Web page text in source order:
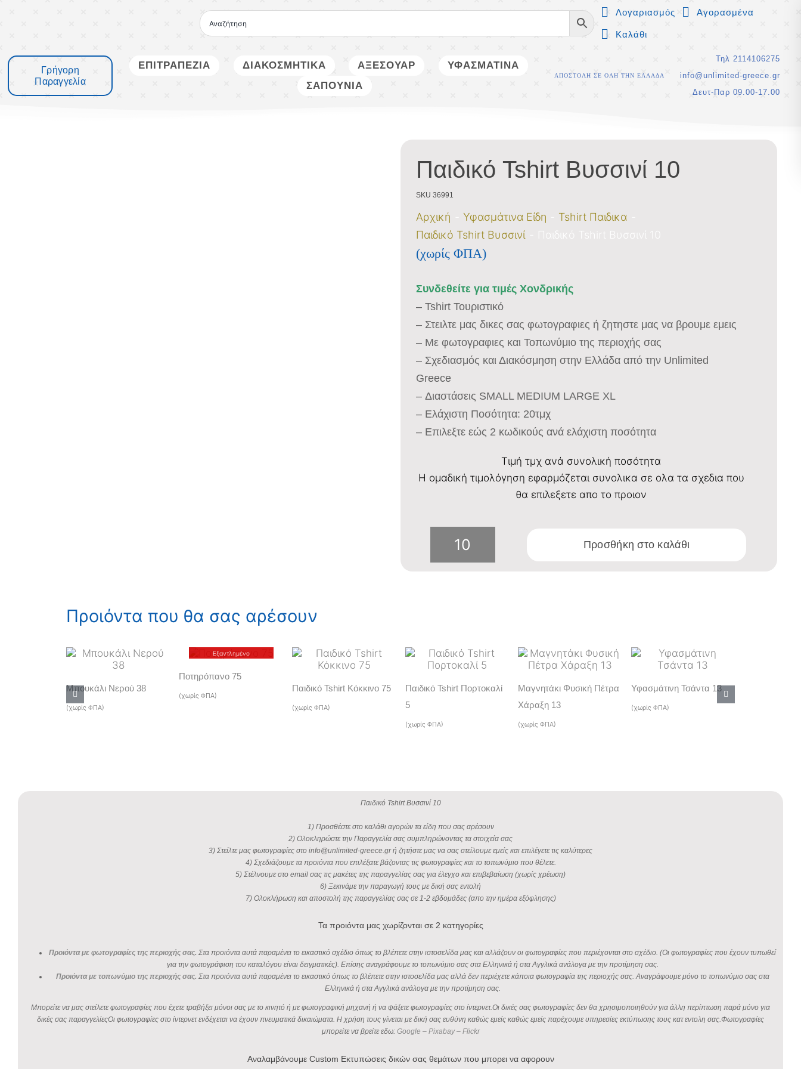
Λογαριασμός Αγορασμένα
Καλάθι
Γρήγορη
Παραγγελία
ΕΠΙΤΡΑΠΕΖΙΑ ΔΙΑΚΟΣΜΗΤΙΚΑ ΑΞΕΣΟΥΑΡ
ΥΦΑΣΜΑΤΙΝΑ
ΣΑΠΟΥΝΙΑ
ΑΠΟΣΤΟΛΗ ΣΕ ΟΛΗ ΤΗΝ ΕΛΛΑΔΑ
Τηλ 2114106275
info@unlimited-greece.gr
Δευτ-Παρ 09.00-17.00
Παιδικό Tshirt Βυσσινί 10
SKU 36991
Αρχική Υφασμάτινα Είδη
Tshirt Παιδικα
Παιδικό Tshirt Βυσσινί
(χωρίς ΦΠΑ)
Συνδεθείτε για τιμές Χονδρικής
– Tshirt Τουριστικό
– Στειλτε μας δικες σας φωτογραφιες ή ζητηστε μας να βρουμε εμεις
– Με φωτογραφιες και Τοπωνύμιο της περιοχής σας
– Σχεδιασμός και Διακόσμηση στην Ελλάδα από την Unlimited
Greece
– Διαστάσεις SMALL MEDIUM LARGE XL
– Ελάχιστη Ποσότητα: 20τμχ
– Επιλεξτε εώς 2 κωδικούς ανά ελάχιστη ποσότητα
Τιμή τμχ ανά συνολική ποσότητα
Η ομαδική τιμολόγηση εφαρμόζεται συνολικα σε ολα τα σχεδια που
θα επιλεξετε απο το προιον
Παιδικό
ποσότητα
Προσθήκη στο καλάθι
Προιόντα που θα σας αρέσουν
Μπουκάλι Νερού 38
(χωρίς ΦΠΑ)
Εξαντλημένο
Ποτηρόπανο 75
(χωρίς ΦΠΑ)
Παιδικό Tshirt Κόκκινο 75
(χωρίς ΦΠΑ)
Παιδικό Tshirt Πορτοκαλί
5
(χωρίς ΦΠΑ)
Μαγνητάκι Φυσική Πέτρα
Χάραξη 13
(χωρίς ΦΠΑ)
Υφασμάτινη Τσάντα 13
(χωρίς ΦΠΑ)
Παιδικό Tshirt Βυσσινί 10
1) Προσθέστε στο καλάθι αγορών τα είδη που σας αρέσουν
2) Ολοκληρώστε την Παραγγελία σας συμπληρώνοντας τα στοιχεία σας
3) Στείλτε μας φωτογραφίες στο info@unlimited-greece.gr ή ζητήστε μας να σας στείλουμε εμείς και επιλέγετε τις καλύτερες
4) Σχεδιάζουμε τα προιόντα που επιλέξατε βάζοντας τις φωτογραφίες και το τοπωνύμιο που θέλετε.
5) Στέλνουμε στο email σας τις μακέτες της παραγγελίας σας για έλεγχο και επιβεβαίωση (χωρίς χρέωση)
6) Ξεκινάμε την παραγωγή τους με δική σας εντολή
7) Ολοκλήρωση και αποστολή της παραγγελίας σας σε 1-2 εβδομάδες (απο την ημέρα εξόφλησης)
Τα προιόντα μας χωρίζονται σε 2 κατηγορίες
Προιόντα με φωτογραφίες της περιοχής σας. Στα προιόντα αυτά παραμένει το εικαστικό σχέδιο όπως το βλέπετε στην ιστοσελίδα μας και αλλάζουν οι φωτογραφίες που περιέχονται στο σχέδιο. (Οι φωτογραφίες που έχουν τυπωθεί
για την φωτογράφιση του καταλόγου είναι δειγματικές). Επίσης αναγράφουμε το τοπωνύμιο σας στα Ελληνικά ή στα Αγγλικά ανάλογα με την προτίμηση σας.
Προιόντα με τοπωνύμιο της περιοχής σας. Στα προιόντα αυτά παραμένει το εικαστικό όπως το βλέπετε στην ιστοσελίδα μας αλλά δεν περιέχετε κάποια φωτογραφία της περιοχής σας. Αναγράφουμε μόνο το τοπωνύμιο σας στα
Ελληνικά ή στα Αγγλικά ανάλογα με την προτίμηση σας.
Μπορείτε να μας στείλετε φωτογραφίες που έχετε τραβήξει μόνοι σας με το κινητό ή με φωτογραφική μηχανή ή να ψάξετε φωτογραφίες στο ίντερνετ.Οι δικές σας φωτογραφίες δεν θα χρησιμοποιηθούν για άλλη περίπτωση παρά μόνο για
δικές σας παραγγελίεςΟι φωτογραφίες στο ίντερνετ ενδέχεται να έχουν πνευματικά δικαιώματα. Η χρήση τους γίνεται με δική σας ευθύνη καθώς εμείς καθώς εμείς παρέχουμε υπηρεσίες εκτύπωσης τους κατ εντολη σας.Φωτογραφίες
μπορείτε να βρείτε εδω: Google – Pixabay– Flickr
Αναλαμβάνουμε Custom Εκτυπώσεις δικών σας θεμάτων που μπορει να αφορουν